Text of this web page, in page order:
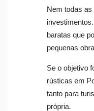
Nem todas
baratas que
pequenas
Se o objetivo
rústicas em
tanto para
própria.